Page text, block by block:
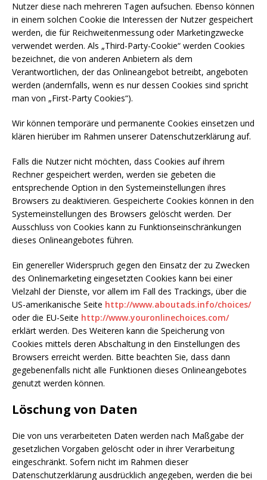
Nutzer diese nach mehreren Tagen aufsuchen. Ebenso können
in einem solchen Cookie die Interessen der Nutzer gespeichert
werden, die für Reichweitenmessung oder Marketingzwecke
verwendet werden. Als „Third-Party-Cookie“ werden Cookies
bezeichnet, die von anderen Anbietern als dem
Verantwortlichen, der das Onlineangebot betreibt, angeboten
werden (andernfalls, wenn es nur dessen Cookies sind spricht
man von „First-Party Cookies“).
Wir können temporäre und permanente Cookies einsetzen und
klären hierüber im Rahmen unserer Datenschutzerklärung auf.
Falls die Nutzer nicht möchten, dass Cookies auf ihrem
Rechner gespeichert werden, werden sie gebeten die
entsprechende Option in den Systemeinstellungen ihres
Browsers zu deaktivieren. Gespeicherte Cookies können in den
Systemeinstellungen des Browsers gelöscht werden. Der
Ausschluss von Cookies kann zu Funktionseinschränkungen
dieses Onlineangebotes führen.
Ein genereller Widerspruch gegen den Einsatz der zu Zwecken
des Onlinemarketing eingesetzten Cookies kann bei einer
Vielzahl der Dienste, vor allem im Fall des Trackings, über die
US-amerikanische Seite http://www.aboutads.info/choices/
oder die EU-Seite http://www.youronlinechoices.com/
erklärt werden. Des Weiteren kann die Speicherung von
Cookies mittels deren Abschaltung in den Einstellungen des
Browsers erreicht werden. Bitte beachten Sie, dass dann
gegebenenfalls nicht alle Funktionen dieses Onlineangebotes
genutzt werden können.
Löschung von Daten
Die von uns verarbeiteten Daten werden nach Maßgabe der
gesetzlichen Vorgaben gelöscht oder in ihrer Verarbeitung
eingeschränkt. Sofern nicht im Rahmen dieser
Datenschutzerklärung ausdrücklich angegeben, werden die bei